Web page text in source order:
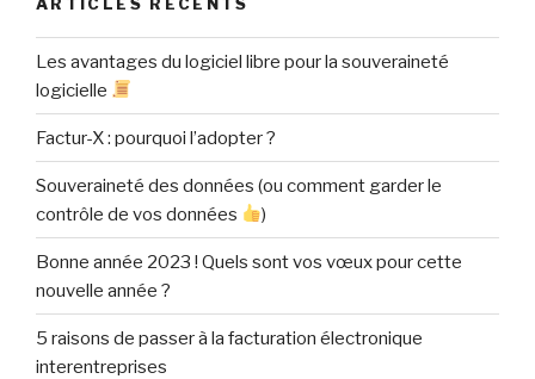
Les avantages du logiciel libre pour la souveraineté
logicielle
Factur-X : pourquoi l’adopter ?
Souveraineté des données (ou comment garder le
contrôle de vos données
)
Bonne année 2023 ! Quels sont vos vœux pour cette
nouvelle année ?
5 raisons de passer à la facturation électronique
interentreprises